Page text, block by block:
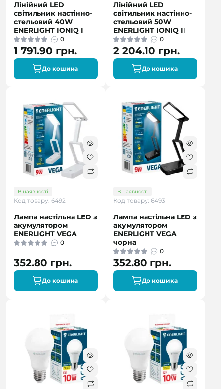
Лінійний LED
світильник настінно-
стельовий 40W
ENERLIGHT IONIQ I
0
1 791.90 грн.
До кошика
Лінійний LED
світильник настінно-
стельовий 50W
ENERLIGHT IONIQ II
0
2 204.10 грн.
До кошика
В наявності
Код товару: 6492
Лампа настільна LED з
акумулятором
ENERLIGHT VEGA
0
352.80 грн.
До кошика
В наявності
Код товару: 6493
Лампа настільна LED з
акумулятором
ENERLIGHT VEGA
чорна
0
352.80 грн.
До кошика